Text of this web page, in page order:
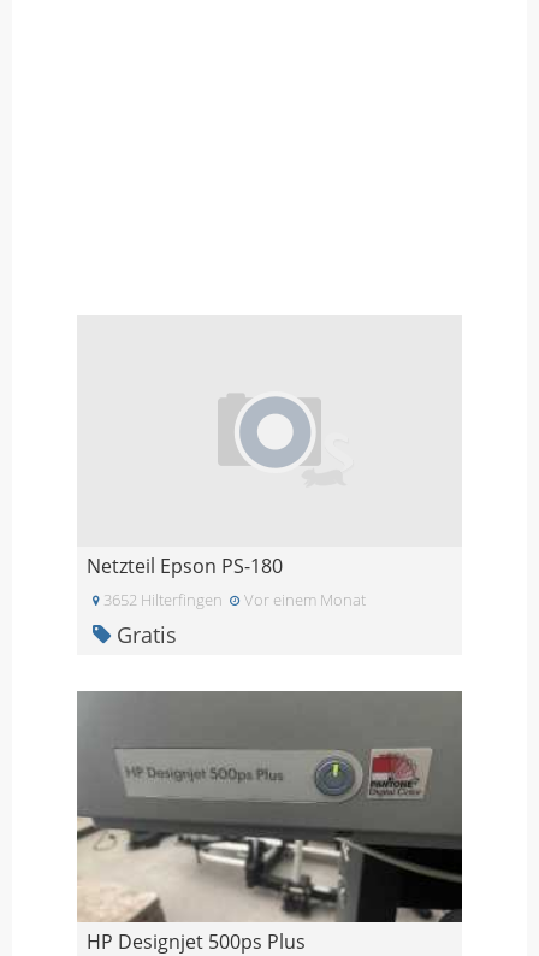
Netzteil Epson PS-180
3652 Hilterfingen Vor einem Monat
Gratis
HP Designjet 500ps Plus